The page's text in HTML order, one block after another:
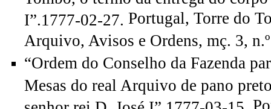
I”.1777-02-27. Portugal, Torre do
Arquivo, Avisos e Ordens, mç. 3,
“Ordem do Conselho da Fazenda
Mesas do real Arquivo de pano